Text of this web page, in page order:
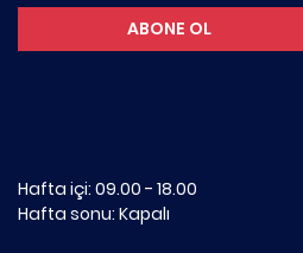
Hafta içi: 09.00 - 18.00
Hafta sonu: Kapalı